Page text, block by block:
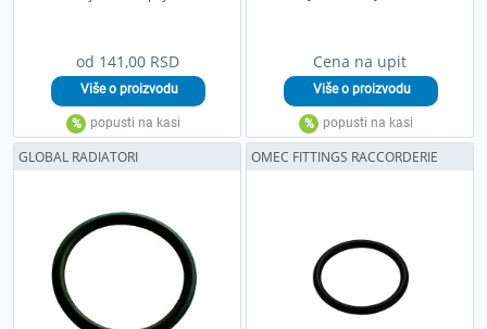
od 141,00 RSD Cena na upit
GLOBAL RADIATORI OMEC FITTINGS RACCORDERIE